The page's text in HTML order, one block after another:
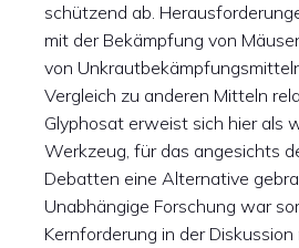
schützend ab.
mit der Bekämpfung von
von
Vergleich zu anderen Mitteln
Glyphosat erweist sich hier als
Werkzeug, für das angesichts
Debatten eine Alternative
Unabhängige Forschung war
Kernforderung in der Diskussion